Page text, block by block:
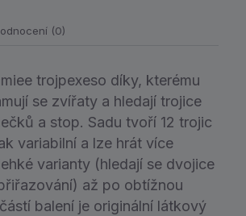
(0)
trojpexeso díky, kterému
se zvířaty a hledají trojice
a stop. Sadu tvoří 12 trojic
variabilní a lze hrát více
varianty (hledají se dvojice
až po obtížnou
balení je originální látkový